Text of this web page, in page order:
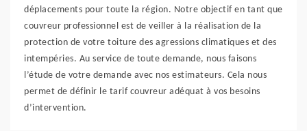
déplacements pour toute la région. Notre objectif en tant que
couvreur professionnel est de veiller à la réalisation de la
protection de votre toiture des agressions climatiques et des
intempéries. Au service de toute demande, nous faisons
l’étude de votre demande avec nos estimateurs. Cela nous
permet de définir le tarif couvreur adéquat à vos besoins
d’intervention.